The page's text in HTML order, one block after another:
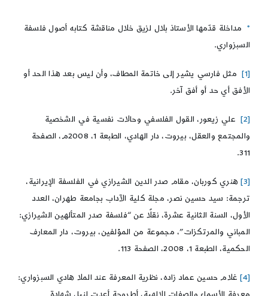
* مداخلة قدّمها الأستاذ بلال لزيق خلال مناقشة كتابه أصول فلسفة
السبزواري.
[1]
مثل فارسي يشير إلى خاتمة المطاف، وأن ليس بعد هذا الحد أو
الأفق أي حد أو أفق آخر.
[2]
علي زيعور، القول الفلسفي وحالات نفسية في الشخصية
والمجتمع والعقل، بيروت، دار الهادي، الطبعة 1، 2008م، الصفحة
311.
[3]
هنري كوربان، مقام صدر الدين الشيرازي في الفلسفة الإيرانية،
ترجمة: سيد حسين نصر، مجلة كلية الآداب بجامعة طهران، العدد
الأول، السنة الثانية عشرة، نقلًا عن “فلسفة صدر المتألهين الشيرازي:
المباني والمرتكزات”، مجموعة من المؤلفين، بيروت، دار المعارف
الحكمية، الطبعة 1، 2008، الصفحة 113.
[4]
غلام حسين عماد زاده، نظرية المعرفة عند الملا هادي السبزواري: